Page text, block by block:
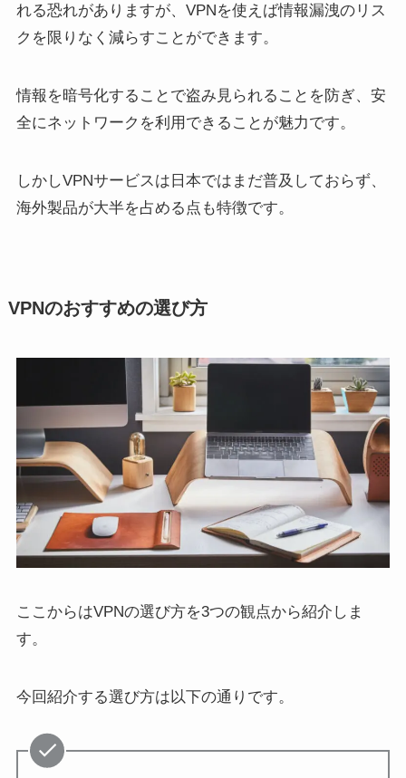
れる恐れがありますが、VPNを使えば情報漏洩のリス
クを限りなく減らすことができます。
情報を暗号化することで盗み見られることを防ぎ、安
全にネットワークを利用できることが魅力です。
しかしVPNサービスは日本ではまだ普及しておらず、
海外製品が大半を占める点も特徴です。
VPNのおすすめの選び方
ここからはVPNの選び方を3つの観点から紹介しま
す。
今回紹介する選び方は以下の通りです。